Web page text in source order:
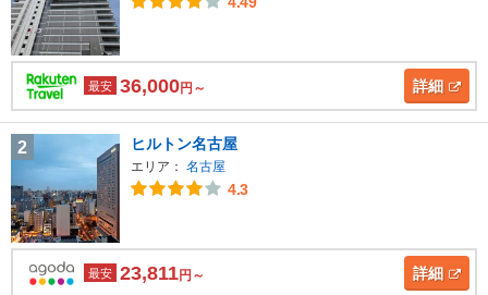
最安 36,000円～ 詳細
2 ヒルトン名古屋
エリア： 名古屋
4.3
最安 23,811円～ 詳細